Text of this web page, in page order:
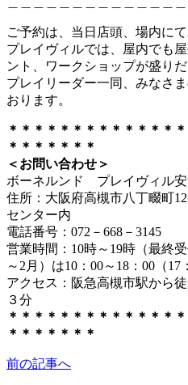
ご予約は、当日店頭、場内にて
プレイヴィルでは、屋内でも
ント、ワークショップが盛りだ
プレイリーダー一同、みなさ
おります。
＊＊＊＊＊＊＊＊＊＊＊＊＊
＊＊＊＊＊＊＊
＜お問い合わせ＞
ボーネルンド プレイヴィル安
住所：大阪府高槻市八丁畷町
センター内
電話番号：072－668－3145
営業時間：10時～19時（最終
～2月）は10：00～18：00（17
アクセス：阪急高槻市駅から
３分
＊＊＊＊＊＊＊＊＊＊＊＊＊
＊＊＊＊＊＊＊
前の記事へ